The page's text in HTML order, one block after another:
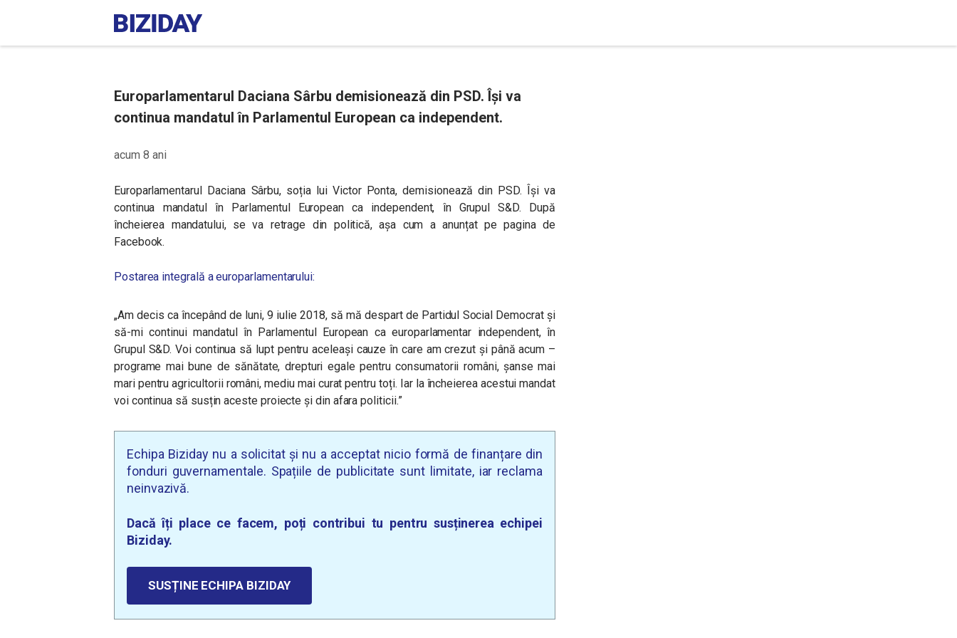
Europarlamentarul Daciana Sârbu demisionează din PSD. Își va
continua mandatul în Parlamentul European ca independent.
acum 8 ani
Europarlamentarul Daciana Sârbu, soția lui Victor Ponta, demisionează din PSD. Își va
continua mandatul în Parlamentul European ca independent, în Grupul S&D. După
încheierea mandatului, se va retrage din politică, așa cum a anunțat pe pagina de
Facebook.
Postarea integrală a europarlamentarului:
„Am decis ca începând de luni, 9 iulie 2018, să mă despart de Partidul Social Democrat și
să-mi continui mandatul în Parlamentul European ca europarlamentar independent, în
Grupul S&D. Voi continua să lupt pentru aceleași cauze în care am crezut și până acum –
programe mai bune de sănătate, drepturi egale pentru consumatorii români, șanse mai
mari pentru agricultorii români, mediu mai curat pentru toți. Iar la încheierea acestui mandat
voi continua să susțin aceste proiecte și din afara politicii.”
Echipa Biziday nu a solicitat și nu a acceptat nicio formă de finanțare din
fonduri guvernamentale. Spațiile de publicitate sunt limitate, iar reclama
neinvazivă.
Dacă îți place ce facem, poți contribui tu pentru susținerea echipei
Biziday.
SUSȚINE ECHIPA BIZIDAY